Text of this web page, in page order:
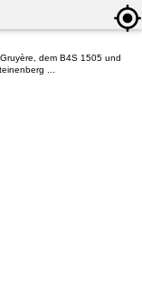
dem B4S 1505 und
...